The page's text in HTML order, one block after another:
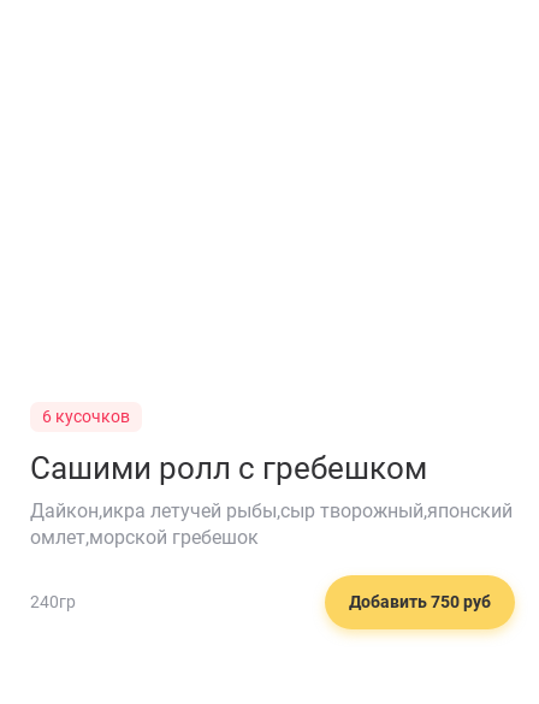
6 кусочков
Сашими ролл с гребешком
Дайкон,икра летучей рыбы,сыр творожный,японский
омлет,морской гребешок
240гр Добавить 750 руб